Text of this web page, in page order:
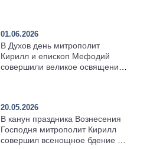
01.06.2026
В Духов день митрополит
Кирилл и епископ Мефодий
совершили великое освящение
20.05.2026
В канун праздника Вознесения
Господня митрополит Кирилл
совершил всенощное бдение в